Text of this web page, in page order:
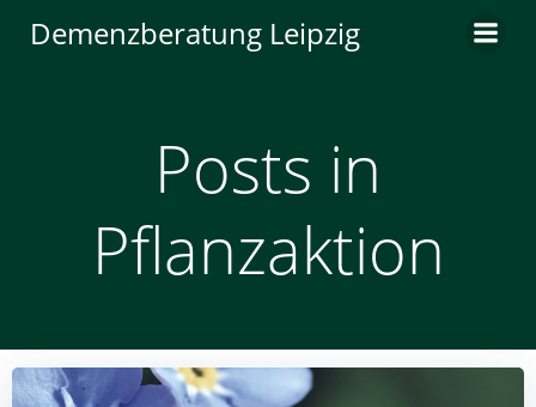
Inhalt
Demenzberatung Leipzig
Posts in
Pflanzaktion